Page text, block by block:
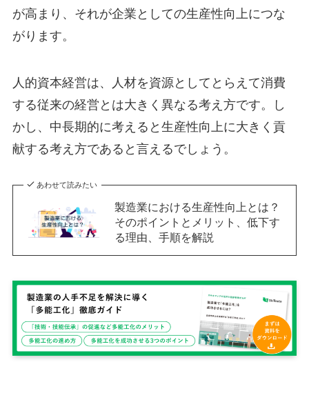
が高まり、それが企業としての生産性向上につな
がります。
人的資本経営は、人材を資源としてとらえて消費
する従来の経営とは大きく異なる考え方です。し
かし、中長期的に考えると生産性向上に大きく貢
献する考え方であると言えるでしょう。
あわせて読みたい
製造業における生産性向上とは？
そのポイントとメリット、低下す
る理由、手順を解説